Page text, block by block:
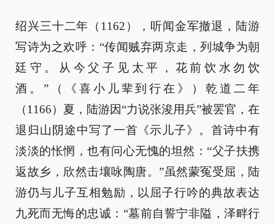
绍兴三十二年（1162），听闻金军撤退，陆游
写诗为之欢呼：“传闻贼弃两京走，列城争为朝
廷守。从今父子见太平，花前饮水勿饮
酒。”（《喜小儿辈到行在》）乾道二年
（1166）夏，陆游因“力说张浚用兵”被罢官，在
退归山阴途中写了一首《示儿子》。首诗中有
淡淡的怅惘，也有问心无愧的坦然：“父子扶携
返故乡，欣然击壤咏陶唐。”虽然蒙冤受屈，陆
游仍与儿子互相勉励，以屈子行吟的典故表达
九死而无悔的忠诚：“墓前自誓宁非隘，泽畔行